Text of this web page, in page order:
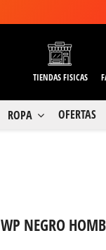
TIENDAS FISICAS
ROPA OFERTAS
NEGRO